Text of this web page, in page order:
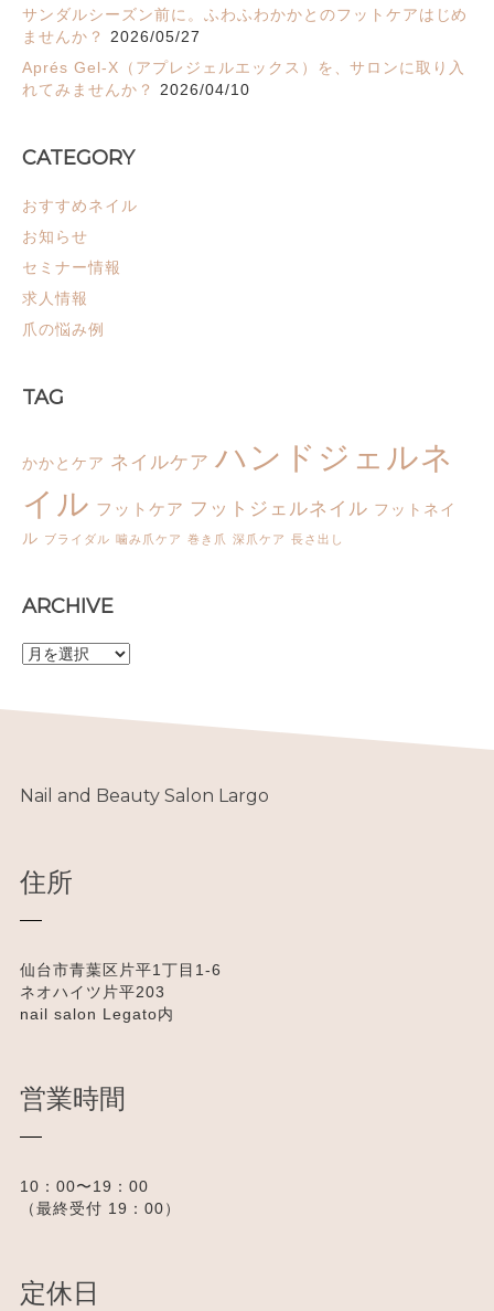
サンダルシーズン前に。ふわふわかかとのフットケアはじめ
ませんか？
2026/05/27
Aprés Gel-X（アプレジェルエックス）を、サロンに取り入
れてみませんか？
2026/04/10
CATEGORY
おすすめネイル
お知らせ
セミナー情報
求人情報
爪の悩み例
TAG
かかとケア ネイルケア ハンドジェルネ
イル フットケア フットジェルネイル フットネイ
ル ブライダル 噛み爪ケア 巻き爪 深爪ケア 長さ出し
ARCHIVE
A
E
Nail and Beauty Salon Largo
住所
仙台市青葉区片平1丁目1-6
ネオハイツ片平203
nail salon Legato内
営業時間
10：00〜19：00
（最終受付 19：00）
定休日